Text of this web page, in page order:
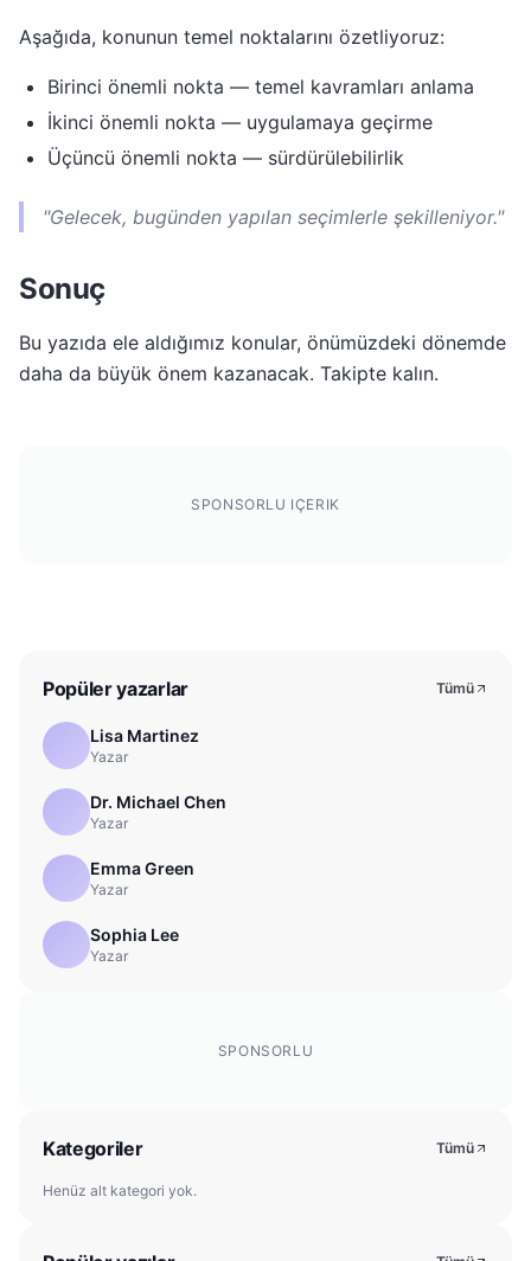
Aşağıda, konunun temel noktalarını özetliyoruz:
Birinci önemli nokta — temel kavramları anlama
İkinci önemli nokta — uygulamaya geçirme
Üçüncü önemli nokta — sürdürülebilirlik
"Gelecek, bugünden yapılan seçimlerle şekilleniyor."
Sonuç
Bu yazıda ele aldığımız konular, önümüzdeki dönemde
daha da büyük önem kazanacak. Takipte kalın.
SPONSORLU IÇERIK
Popüler yazarlar Tümü
Lisa Martinez
Yazar
Dr. Michael Chen
Yazar
Emma Green
Yazar
Sophia Lee
Yazar
SPONSORLU
Kategoriler Tümü
Henüz alt kategori yok.